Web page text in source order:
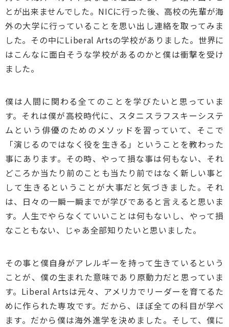
とが出来ませんでした。NICに行った後、高校の先輩が海
外の大学に行っていることを思い出し連絡を取ってみま
した。その中にLiberal Artsの学校がありました。世界に
はこんなに面白そうな学校があるのかと僕は衝撃を受け
ました。
僕は人間に関わる全てのことを学びたいと思っていま
す。それは僕が高校時代に、スタニスラフスキーシステ
ムという俳優のためのメソッドを習っていて、そこで
「演じるのではなく役を生きる」ということを教わった
事にあります。その時、やって損な事は何もない、それ
どころか当たり前のことも当たり前ではなく新しい事と
して生きるということが大事だと気づきました。それ
は、日々の一瞬一瞬までが学びであると言えると思いま
す。人生でやらなくていいことは何もないし、やって損
なこともない、じゃあ全部知りたいと思いました。
その事と僕自身がアレルギーを持って生きているという
ことが、僕の生まれた意味であり原動力だと思っていま
す。Liberal Artsは元々、アメリカでリーダーを育てるた
めに作られた専攻です。だから、ほぼ全ての科目が学べ
ます。だから僕は海外進学を決めました。そして、僕に